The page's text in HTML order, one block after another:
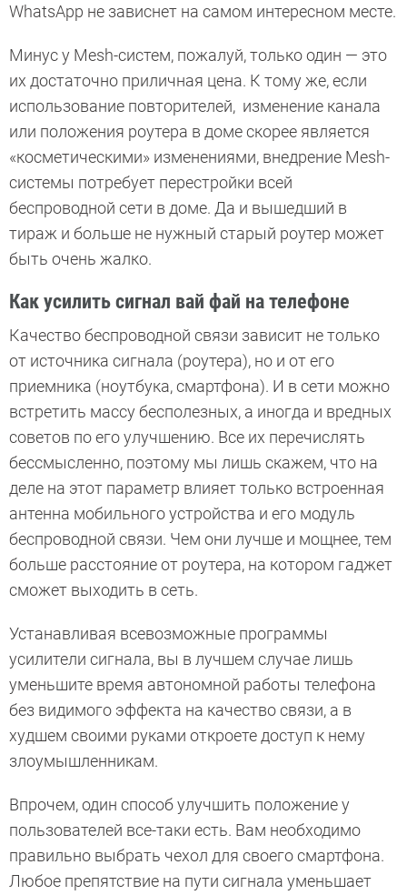
WhatsApp не зависнет на самом интересном месте.
Минус у Mesh-систем, пожалуй, только один — это
их достаточно приличная цена. К тому же, если
использование повторителей, изменение канала
или положения роутера в доме скорее является
«косметическими» изменениями, внедрение Mesh-
системы потребует перестройки всей
беспроводной сети в доме. Да и вышедший в
тираж и больше не нужный старый роутер может
быть очень жалко.
Как усилить сигнал вай фай на телефоне
Качество беспроводной связи зависит не только
от источника сигнала (роутера), но и от его
приемника (ноутбука, смартфона). И в сети можно
встретить массу бесполезных, а иногда и вредных
советов по его улучшению. Все их перечислять
бессмысленно, поэтому мы лишь скажем, что на
деле на этот параметр влияет только встроенная
антенна мобильного устройства и его модуль
беспроводной связи. Чем они лучше и мощнее, тем
больше расстояние от роутера, на котором гаджет
сможет выходить в сеть.
Устанавливая всевозможные программы
усилители сигнала, вы в лучшем случае лишь
уменьшите время автономной работы телефона
без видимого эффекта на качество связи, а в
худшем своими руками откроете доступ к нему
злоумышленникам.
Впрочем, один способ улучшить положение у
пользователей все-таки есть. Вам необходимо
правильно выбрать чехол для своего смартфона.
Любое препятствие на пути сигнала уменьшает